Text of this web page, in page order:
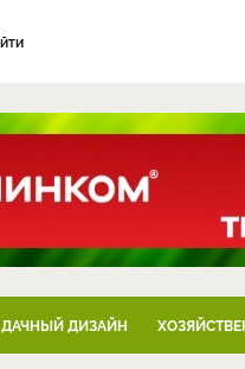
ДАЧНЫЙ ДИЗАЙН